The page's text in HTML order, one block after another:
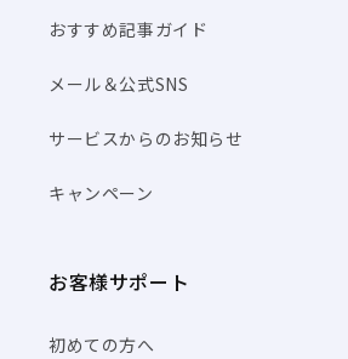
おすすめ記事ガイド
メール＆公式SNS
サービスからのお知らせ
キャンペーン
お客様サポート
初めての方へ